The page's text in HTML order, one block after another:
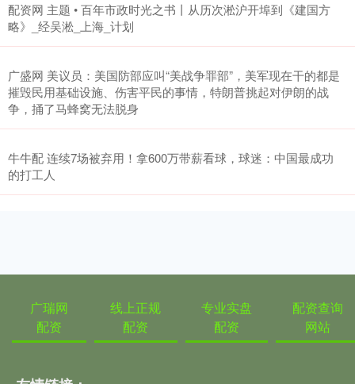
配资网 主题 • 百年市政时光之书丨从历次淞沪开埠到《建国方
略》_经吴淞_上海_计划
广盛网 美议员：美国防部应叫“美战争罪部”，美军现在干的都是
摧毁民用基础设施、伤害平民的事情，特朗普挑起对伊朗的战
争，捅了马蜂窝无法脱身
牛牛配 连续7场被弃用！拿600万带薪看球，球迷：中国最成功
的打工人
广瑞网
配资
线上正规
配资
专业实盘
配资
配资查询
网站